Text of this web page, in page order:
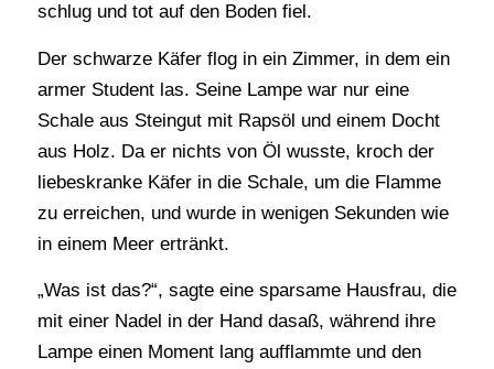
schlug und tot auf den Boden fiel.
Der schwarze Käfer flog in ein Zimmer, in dem ein
armer Student las. Seine Lampe war nur eine
Schale aus Steingut mit Rapsöl und einem Docht
aus Holz. Da er nichts von Öl wusste, kroch der
liebeskranke Käfer in die Schale, um die Flamme
zu erreichen, und wurde in wenigen Sekunden wie
in einem Meer ertränkt.
„Was ist das?“, sagte eine sparsame Hausfrau, die
mit einer Nadel in der Hand dasaß, während ihre
Lampe einen Moment lang aufflammte und den